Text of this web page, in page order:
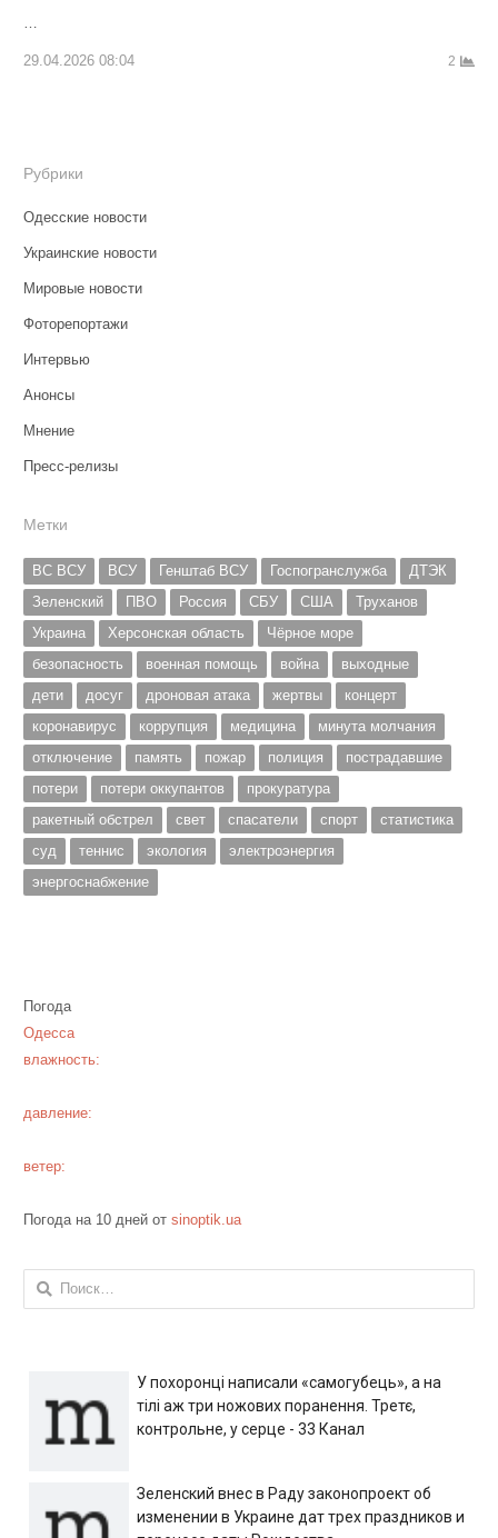
…
29.04.2026 08:04 2
Рубрики
Одесские новости
Украинские новости
Мировые новости
Фоторепортажи
Интервью
Анонсы
Мнение
Пресс-релизы
Метки
ВС ВСУ ВСУ Генштаб ВСУ Госпогранслужба
ДТЭК
Зеленский
ПВО Россия СБУ США
Труханов
Украина
Херсонская область
Чёрное море
безопасность
военная помощь война
выходные
дети
досуг дроновая атака жертвы
концерт
коронавирус
коррупция медицина
минута молчания
отключение
память пожар полиция
пострадавшие
потери
потери оккупантов
прокуратура
ракетный обстрел
свет спасатели спорт
статистика
суд
теннис экология
электроэнергия
энергоснабжение
Погода
Одесса
влажность:
давление:
ветер:
Погода на 10 дней от sinoptik.ua
Найти:
У похоронці написали «самогубець», а на
тілі аж три ножових поранення. Третє,
контрольне, у серце - 33 Канал
Зеленский внес в Раду законопроект об
изменении в Украине дат трех праздников и